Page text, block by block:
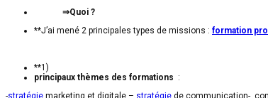
⇒Quoi ?
**J’ai mené 2 principales types de missions : formation
**1)
principaux thèmes des formations :
-stratégie marketing et digitale – stratégie de communication-